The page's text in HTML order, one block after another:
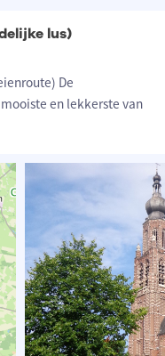
lus)
De
en lekkerste van